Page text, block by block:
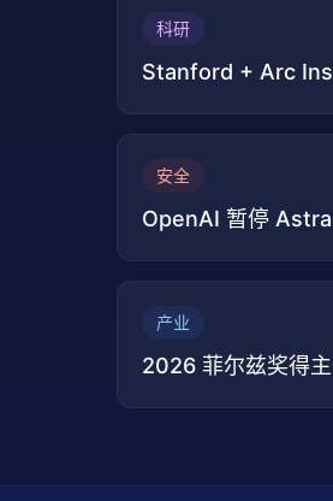
科研
Stanford + Arc
安全
OpenAI 暂停 Astra
产业
2026 菲尔兹奖得